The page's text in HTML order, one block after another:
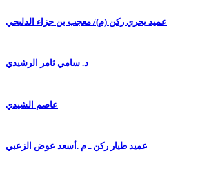
عميد بحري ركن (م)/ معجب بن جزاء الدلبحي
د. سامي ثامر الرشيدي
عاصم الشيدي
عميد طيار ركن ـ م .أسعد عوض الزعبي